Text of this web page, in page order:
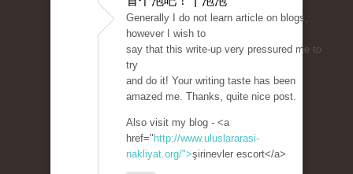
Generally I do not learn article on blogs,
however I wish to
say that this write-up very pressured me to
try
and do it! Your writing taste has been
amazed me. Thanks, quite nice post.
Also visit my blog - <a
href=" http://www.uluslararasi-
nakliyat.org/">şirinevler escort</a>